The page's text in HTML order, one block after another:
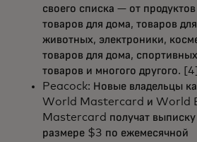
своего списка — от
товаров для дома, товаров для
животных, электроники,
товаров для дома, спортивных
товаров и многого другого. [4]
Peacock: Новые владельцы
World Mastercard и World
Mastercard получат выписку
размере $3 по ежемесячной